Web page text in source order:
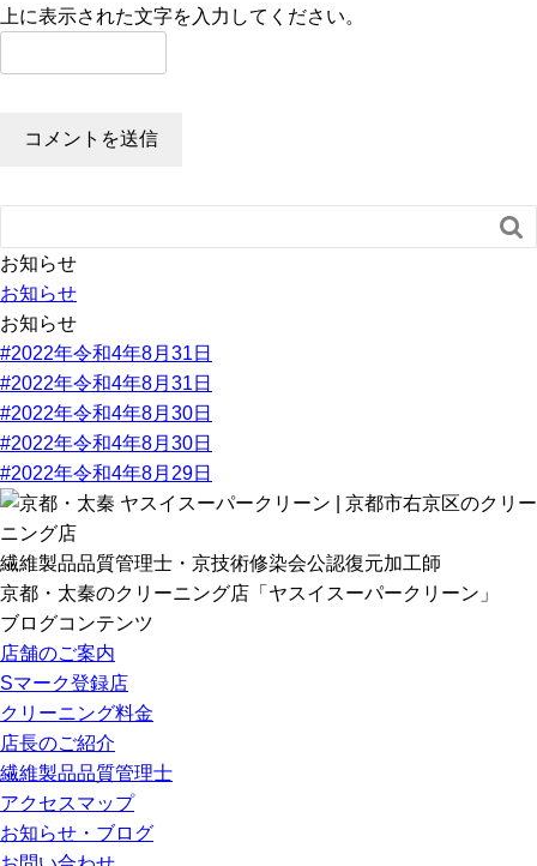
上に表示された文字を入力してください。

お知らせ
お知らせ
お知らせ
#2022年令和4年8月31日
#2022年令和4年8月31日
#2022年令和4年8月30日
#2022年令和4年8月30日
#2022年令和4年8月29日
繊維製品品質管理士・京技術修染会公認復元加工師
京都・太秦のクリーニング店「ヤスイスーパークリーン」
ブログコンテンツ
店舗のご案内
Sマーク登録店
クリーニング料金
店長のご紹介
繊維製品品質管理士
アクセスマップ
お知らせ・ブログ